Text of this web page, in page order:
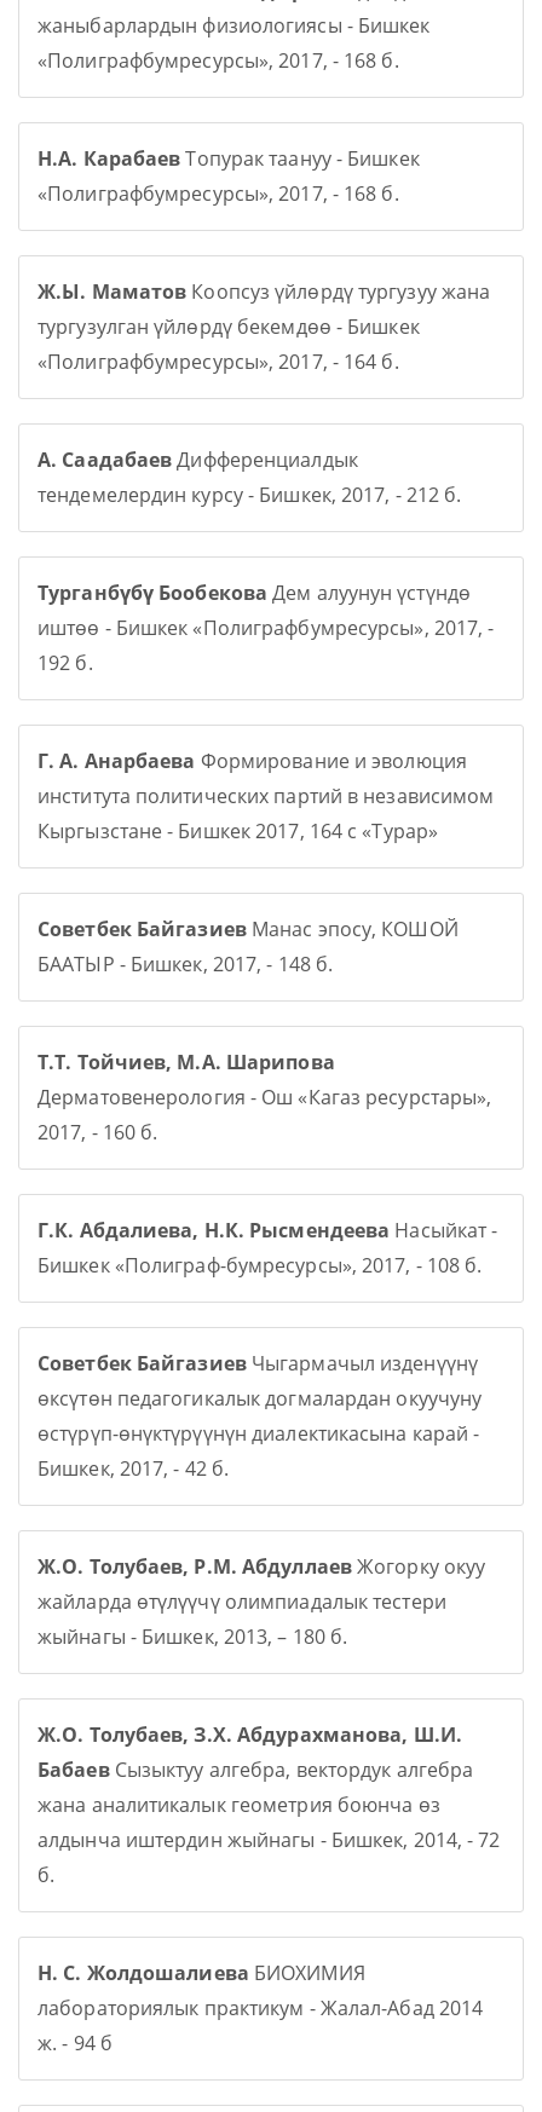
жаныбарлардын физиологиясы - Бишкек
«Полиграфбумресурсы», 2017, - 168 б.
Н.А. КарабаевТопурак таануу - Бишкек
«Полиграфбумресурсы», 2017, - 168 б.
Ж.Ы. Маматов Коопсуз үйлөрдү тургузуу жана
тургузулган үйлөрдү бекемдөө - Бишкек
«Полиграфбумресурсы», 2017, - 164 б.
А. СаадабаевДифференциалдык
тендемелердин курсу - Бишкек, 2017, - 212 б.
Турганбүбү Бообекова Дем алуунун үстүндө
иштөө - Бишкек «Полиграфбумресурсы», 2017, -
192 б.
Г. А. Анарбаева Формирование и эволюция
института политических партий в независимом
Кыргызстане - Бишкек 2017, 164 с «Турар»
Советбек БайгазиевМанас эпосу, КОШОЙ
БААТЫР - Бишкек, 2017, - 148 б.
Т.Т. Тойчиев, М.А. Шарипова
Дерматовенерология - Ош «Кагаз ресурстары»,
2017, - 160 б.
Г.К. Абдалиева, Н.К. Рысмендеева Насыйкат -
Бишкек «Полиграф-бумресурсы», 2017, - 108 б.
Советбек БайгазиевЧыгармачыл изденүүнү
өксүтөн педагогикалык догмалардан окуучуну
өстүрүп-өнүктүрүүнүн диалектикасына карай -
Бишкек, 2017, - 42 б.
Ж.О. Толубаев, Р.М. АбдуллаевЖогорку окуу
жайларда өтүлүүчү олимпиадалык тестери
жыйнагы - Бишкек, 2013, – 180 б.
Ж.О. Толубаев, З.Х. Абдурахманова, Ш.И.
БабаевСызыктуу алгебра, вектордук алгебра
жана аналитикалык геометрия боюнча өз
алдынча иштердин жыйнагы - Бишкек, 2014, - 72
б.
Н. С. Жолдошалиева БИОХИМИЯ
лабораториялык практикум - Жалал-Абад 2014
ж. - 94 б